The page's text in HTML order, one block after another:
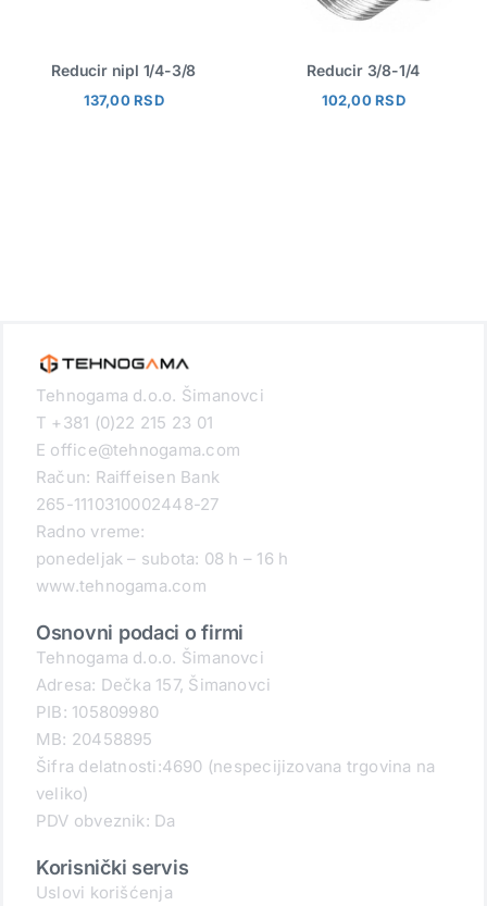
Reducir nipl 1/4-3/8
137,00RSD
Reducir 3/8-1/4
102,00RSD
Tehnogama d.o.o. Šimanovci
T +381 (0)22 215 23 01
E office@tehnogama.com
Račun: Raiffeisen Bank
265-1110310002448-27
Radno vreme:
ponedeljak – subota: 08 h – 16 h
www.tehnogama.com
Osnovni podaci o firmi
Tehnogama d.o.o. Šimanovci
Adresa: Dečka 157, Šimanovci
PIB: 105809980
MB: 20458895
Šifra delatnosti:4690 (nespecijizovana trgovina na
veliko)
PDV obveznik: Da
Korisnički servis
Uslovi korišćenja